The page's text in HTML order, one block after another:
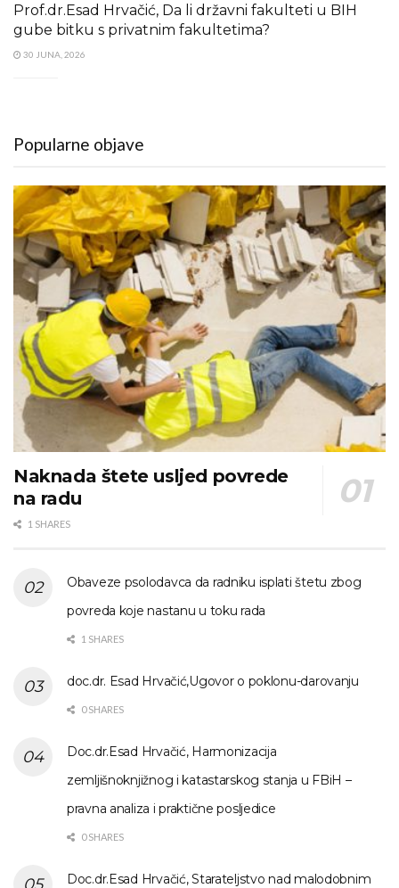
Prof.dr.Esad Hrvačić, Da li državni fakulteti u BIH
gube bitku s privatnim fakultetima?
30 JUNA, 2026
Popularne objave
Naknada štete usljed povrede
na radu
1 SHARES
Obaveze psolodavca da radniku isplati štetu zbog
povreda koje nastanu u toku rada
1 SHARES
doc.dr. Esad Hrvačić,Ugovor o poklonu-darovanju
0 SHARES
Doc.dr.Esad Hrvačić, Harmonizacija
zemljišnoknjižnog i katastarskog stanja u FBiH –
pravna analiza i praktične posljedice
0 SHARES
Doc.dr.Esad Hrvačić, Starateljstvo nad malodobnim